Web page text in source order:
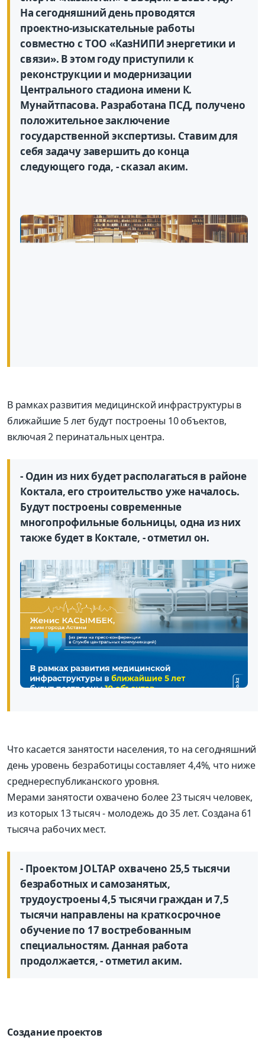
На сегодняшний день проводятся
проектно-изыскательные работы
совместно с ТОО «КазНИПИ энергетики и
связи». В этом году приступили к
реконструкции и модернизации
Центрального стадиона имени К.
Мунайтпасова. Разработана ПСД, получено
положительное заключение
государственной экспертизы. Ставим для
себя задачу завершить до конца
следующего года, - сказал аким.
В рамках развития медицинской инфраструктуры в
ближайшие 5 лет будут построены 10 объектов,
включая 2 перинатальных центра.
- Один из них будет располагаться в районе
Коктала, его строительство уже началось.
Будут построены современные
многопрофильные больницы, одна из них
также будет в Коктале, - отметил он.
Что касается занятости населения, то на сегодняшний
день уровень безработицы составляет 4,4%, что ниже
среднереспубликанского уровня.
Мерами занятости охвачено более 23 тысяч человек,
из которых 13 тысяч - молодежь до 35 лет. Создана 61
тысяча рабочих мест.
- Проектом JOLTAP охвачено 25,5 тысячи
безработных и самозанятых,
трудоустроены 4,5 тысячи граждан и 7,5
тысячи направлены на краткосрочное
обучение по 17 востребованным
специальностям. Данная работа
продолжается, - отметил аким.
Создание проектов